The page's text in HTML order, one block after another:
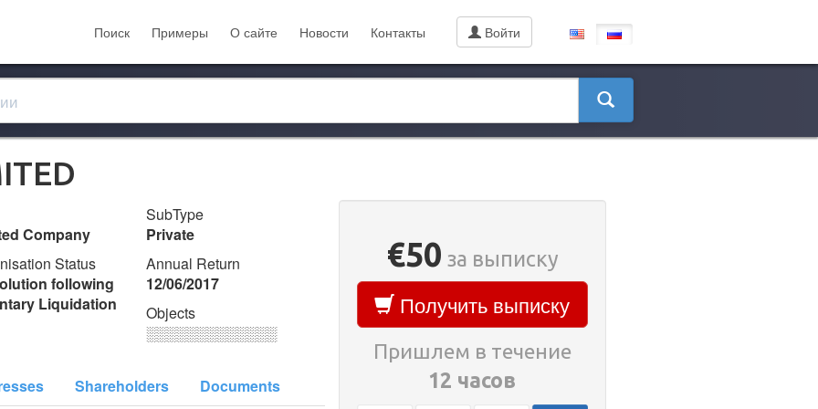
Поиск Примеры О сайте Новости Контакты Войти
Company
SubType
Private
Status
following
Liquidation
Annual Return
12/06/2017
Objects
░░░░░░░░░░░░░
Shareholders Documents
€50 за выписку
Получить выписку
Пришлем в течение
12 часов